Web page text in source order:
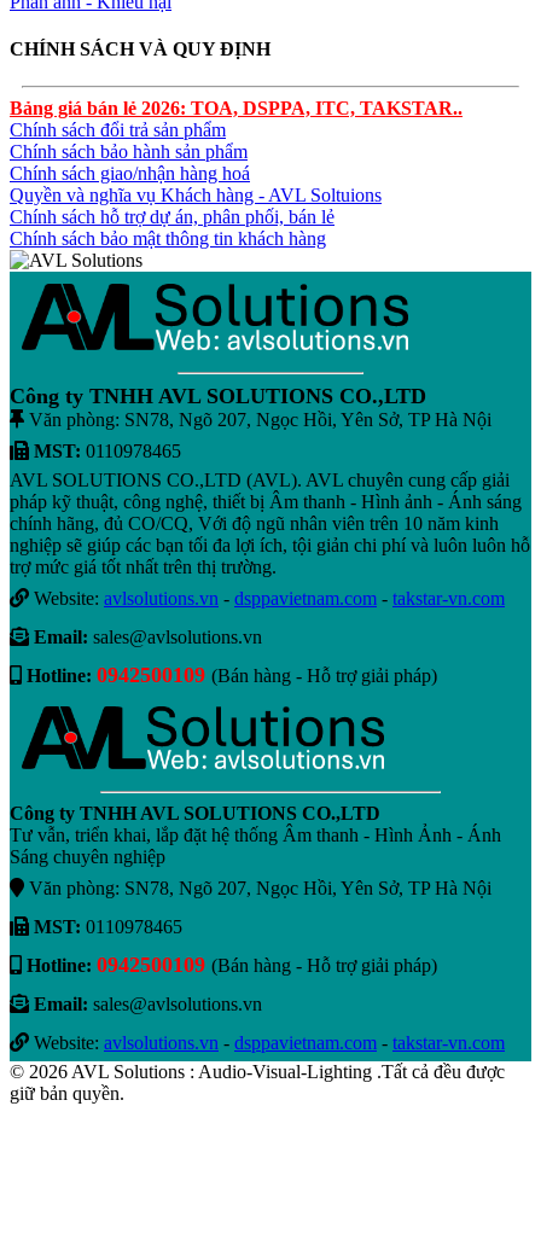
CHÍNH SÁCH VÀ QUY ĐỊNH
Bảng giá bán lẻ 2026: TOA, DSPPA, ITC, TAKSTAR..
Chính sách đổi trả sản phẩm
Chính sách bảo hành sản phẩm
Chính sách giao/nhận hàng hoá
Quyền và nghĩa vụ Khách hàng - AVL Soltuions
Chính sách hỗ trợ dự án, phân phối, bán lẻ
Chính sách bảo mật thông tin khách hàng
Công ty TNHH AVL SOLUTIONS CO.,LTD
Văn phòng: SN78, Ngõ 207, Ngọc Hồi, Yên Sở, TP Hà Nội
MST: 0110978465
AVL SOLUTIONS CO.,LTD (AVL). AVL chuyên cung cấp giải
pháp kỹ thuật, công nghệ, thiết bị Âm thanh - Hình ảnh - Ánh sáng
chính hãng, đủ CO/CQ, Với độ ngũ nhân viên trên 10 năm kinh
nghiệp sẽ giúp các bạn tối đa lợi ích, tội giản chi phí và luôn luôn hỗ
trợ mức giá tốt nhất trên thị trường.
Website: avlsolutions.vn - dsppavietnam.com - takstar-vn.com
Email: sales@avlsolutions.vn
Hotline: 0942500109 (Bán hàng - Hỗ trợ giải pháp)
Công ty TNHH AVL SOLUTIONS CO.,LTD
Tư vẫn, triển khai, lắp đặt hệ thống Âm thanh - Hình Ảnh - Ánh
Sáng chuyên nghiệp
Văn phòng: SN78, Ngõ 207, Ngọc Hồi, Yên Sở, TP Hà Nội
MST: 0110978465
Hotline: 0942500109 (Bán hàng - Hỗ trợ giải pháp)
Email: sales@avlsolutions.vn
Website: avlsolutions.vn - dsppavietnam.com - takstar-vn.com
© 2026 AVL Solutions : Audio-Visual-Lighting .Tất cả đều được
giữ bản quyền.